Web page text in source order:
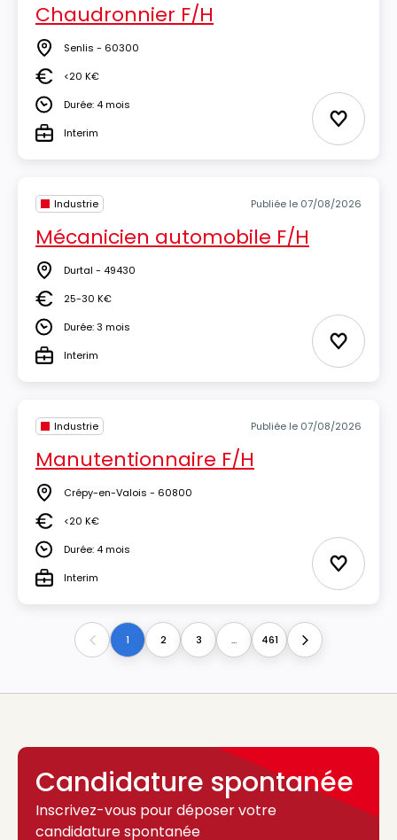
Chaudronnier F/H
Lieu Senlis - 60300
Salaire<20 K€
DuréeDurée: 4 mois
TypeInterim Ajouter
Industrie Publiée le 07/08/2026
Mécanicien automobile F/H
Lieu Durtal - 49430
Salaire25-30 K€
DuréeDurée: 3 mois
TypeInterim Ajouter
Industrie Publiée le 07/08/2026
Manutentionnaire F/H
Lieu Crépy-en-Valois - 60800
Salaire<20 K€
DuréeDurée: 4 mois
TypeInterim Ajouter
Previous1 2 3 ... 461 Next
Candidature spontanée
Inscrivez-vous pour déposer votre
candidature spontanée